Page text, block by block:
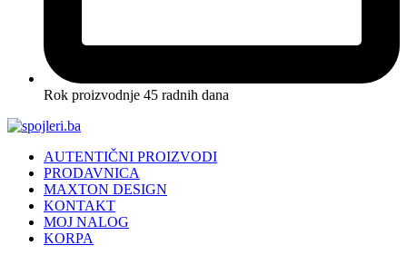
Rok proizvodnje 45 radnih dana
AUTENTIČNI PROIZVODI
PRODAVNICA
MAXTON DESIGN
KONTAKT
MOJ NALOG
KORPA